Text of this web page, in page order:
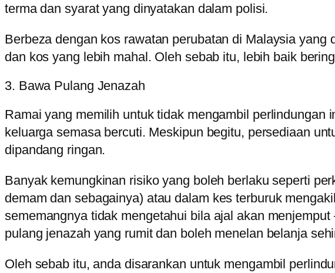
terma dan syarat yang dinyatakan dalam polisi.
Berbeza dengan kos rawatan perubatan di Malaysia
dan kos yang lebih mahal. Oleh sebab itu, lebih baik
3. Bawa Pulang Jenazah
Ramai yang memilih untuk tidak mengambil
keluarga semasa bercuti. Meskipun begitu, persediaan
dipandang ringan.
Banyak kemungkinan risiko yang boleh berlaku seperti
demam dan sebagainya) atau dalam kes terburuk
sememangnya tidak mengetahui bila ajal akan
pulang jenazah yang rumit dan boleh menelan belanja
Oleh sebab itu, anda disarankan untuk mengambil